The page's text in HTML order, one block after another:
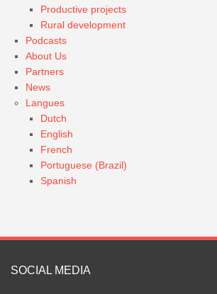
Productive projects
Rural development
Podcasts
About Us
Partners
News
Langues
Dutch
English
French
Portuguese (Brazil)
Spanish
SOCIAL MEDIA